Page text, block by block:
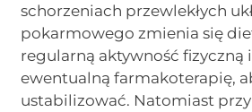
schorzeniach przewlekłych
pokarmowego zmienia się
regularną aktywność fizyczną
ewentualną farmakoterapię,
ustabilizować. Natomiast